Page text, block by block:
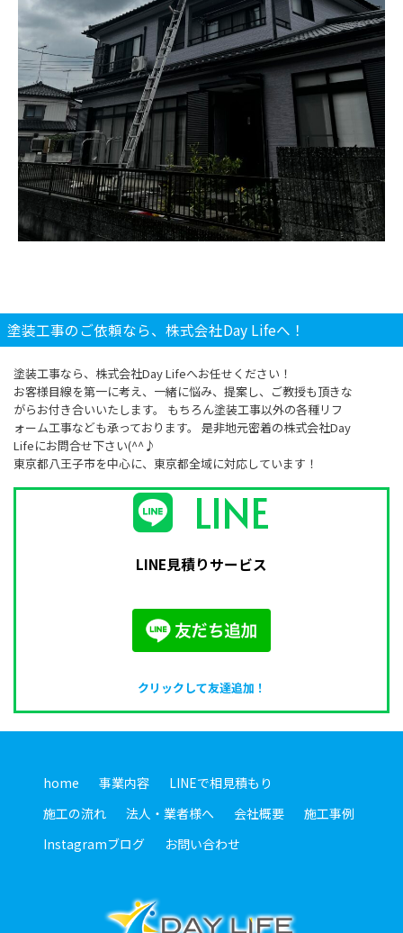
塗装工事のご依頼なら、株式会社Day Lifeへ！
塗装工事なら、株式会社Day Lifeへお任せください！
お客様目線を第一に考え、一緒に悩み、提案し、ご教授も頂きな
がらお付き合いいたします。 もちろん塗装工事以外の各種リフ
ォーム工事なども承っております。 是非地元密着の株式会社Day
Lifeにお問合せ下さい(^^♪
東京都八王子市を中心に、東京都全域に対応しています！
LINE
LINE見積りサービス
クリックして友達追加！
home 事業内容
LINEで相見積もり
施工の流れ
法人・業者様へ 会社概要
施工事例
Instagramブログ
お問い合わせ